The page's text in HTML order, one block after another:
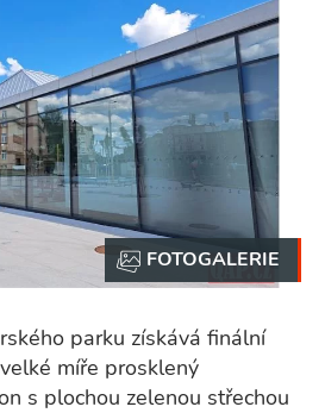
parku získává finální
míře prosklený
s plochou zelenou střechou